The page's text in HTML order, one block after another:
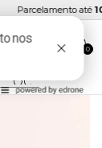
Parcelamento até
0